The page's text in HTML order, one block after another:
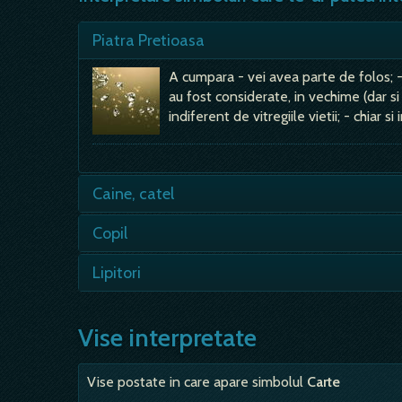
Piatra Pretioasa
A cumpara - vei avea parte de folos;
au fost considerate, in vechime (dar
indiferent de vitregiile vietii; - chiar si
Caine, catel
acestor vise. Conform experientei
Copil
teama de asa ceva se transmite si in
Lipitori
va veni; - mai nou, visul este si un
- semn rau,…
Vise interpretate
Vise postate in care apare simbolul Carte